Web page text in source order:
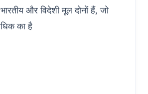
और विदेशी मूल दोनों हैं, जो
का है